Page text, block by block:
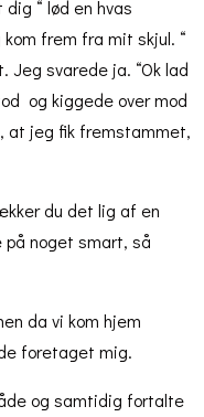
“ lød en hvas
frem fra mit skjul. “
Jeg svarede ja. “Ok lad
og kiggede over mod
at jeg fik fremstammet,
du det lig af en
på noget smart, så
da vi kom hjem
foretaget mig.
og samtidig fortalte